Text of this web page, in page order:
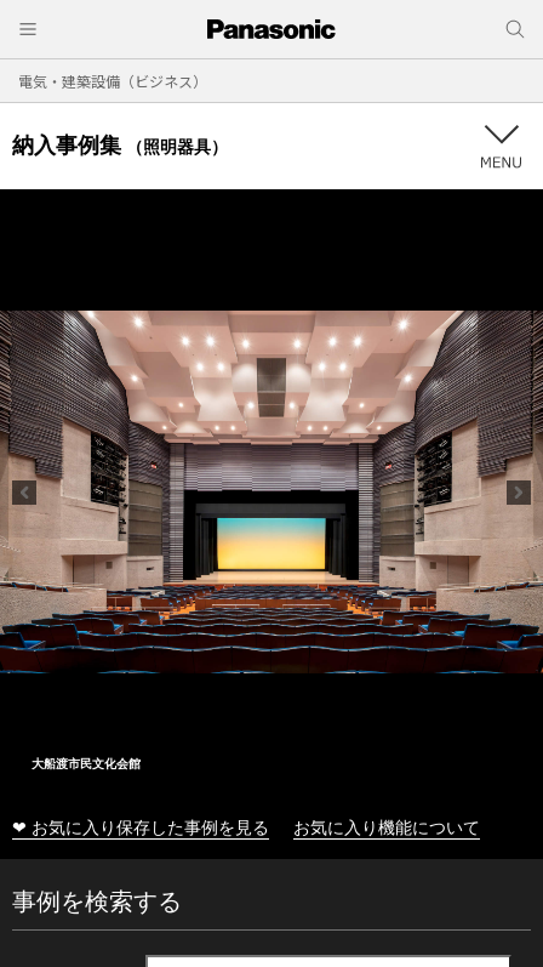
電気・建築設備（ビジネス）
納入事例集 （照明器具）
大船渡市民文化会館
❤ お気に入り保存した事例を見る お気に入り機能について
事例を検索する